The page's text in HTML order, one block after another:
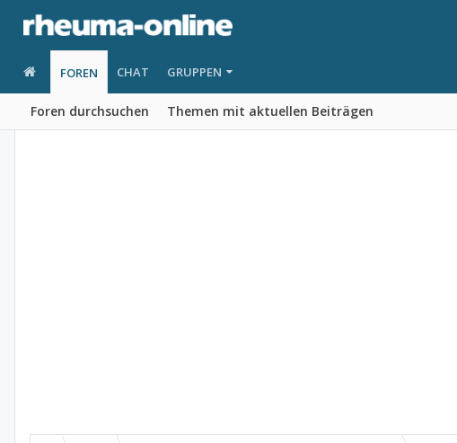
FOREN
Foren durchsuchen Themen mit aktuellen Beiträgen
CHAT GRUPPEN